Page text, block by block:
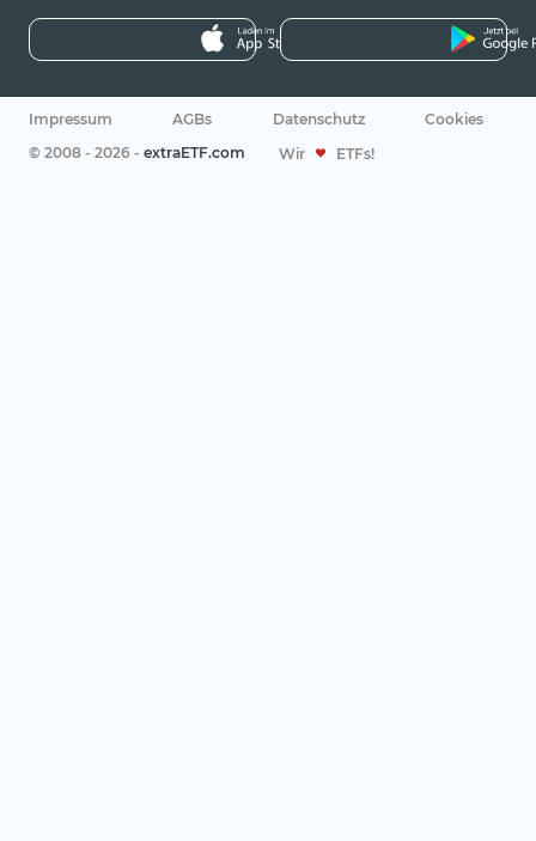
Impressum AGBs Datenschutz
Cookies
© 2008 - 2026 - extraETF.com Wir ETFs!